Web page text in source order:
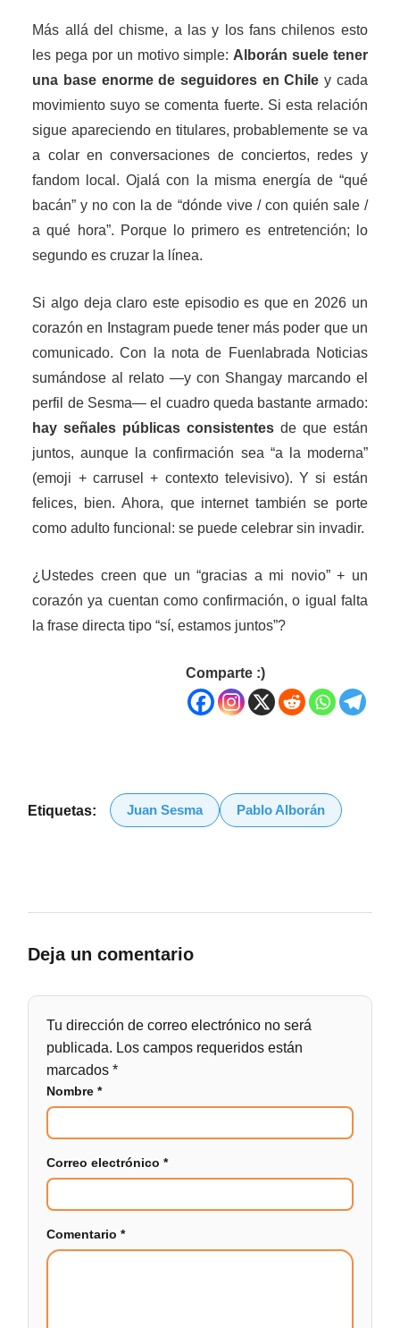
Más allá del chisme, a las y los fans chilenos esto
les pega por un motivo simple: Alborán suele tener
una base enorme de seguidores en Chile y cada
movimiento suyo se comenta fuerte. Si esta relación
sigue apareciendo en titulares, probablemente se va
a colar en conversaciones de conciertos, redes y
fandom local. Ojalá con la misma energía de “qué
bacán” y no con la de “dónde vive / con quién sale /
a qué hora”. Porque lo primero es entretención; lo
segundo es cruzar la línea.
Si algo deja claro este episodio es que en 2026 un
corazón en Instagram puede tener más poder que un
comunicado. Con la nota de Fuenlabrada Noticias
sumándose al relato —y con Shangay marcando el
perfil de Sesma— el cuadro queda bastante armado:
hay señales públicas consistentes de que están
juntos, aunque la confirmación sea “a la moderna”
(emoji + carrusel + contexto televisivo). Y si están
felices, bien. Ahora, que internet también se porte
como adulto funcional: se puede celebrar sin invadir.
¿Ustedes creen que un “gracias a mi novio” + un
corazón ya cuentan como confirmación, o igual falta
la frase directa tipo “sí, estamos juntos”?
Comparte :)
Etiquetas: Juan Sesma Pablo Alborán
Deja un comentario
Tu dirección de correo electrónico no será
publicada. Los campos requeridos están
marcados*
Nombre*
Correo electrónico*
Comentario*